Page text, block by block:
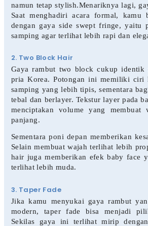
namun tetap stylish.Menariknya lagi,
Saat menghadiri acara formal, kamu
dengan gaya side swept fringe, yaitu
samping agar terlihat lebih rapi dan
2. Two Block Hair
Gaya rambut two block cukup identik
pria Korea. Potongan ini memiliki ciri
samping yang lebih tipis, sementara
tebal dan berlayer. Tekstur layer pada
menciptakan volume yang membuat
panjang.
Sementara poni depan memberikan
Selain membuat wajah terlihat lebih
hair juga memberikan efek baby face
terlihat lebih muda.
3. Taper Fade
Jika kamu menyukai gaya rambut
modern, taper fade bisa menjadi
Sekilas gaya ini terlihat mirip